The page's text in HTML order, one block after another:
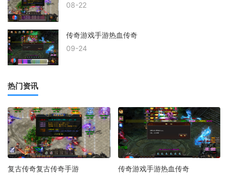
08-22
传奇游戏手游热血传奇
09-24
热门资讯
复古传奇复古传奇手游 传奇游戏手游热血传奇